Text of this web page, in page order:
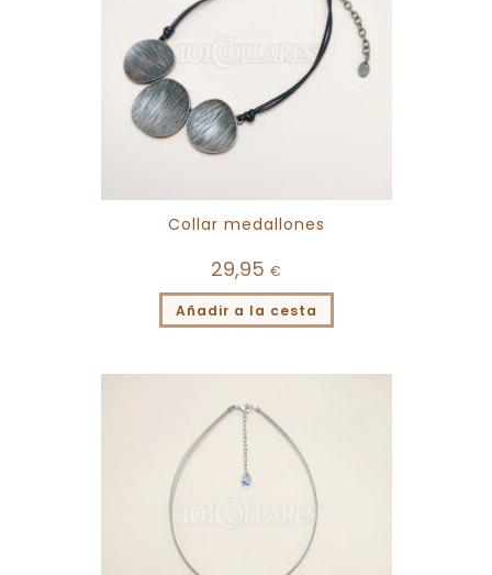
Collar medallones
29,95 €
Añadir a la cesta